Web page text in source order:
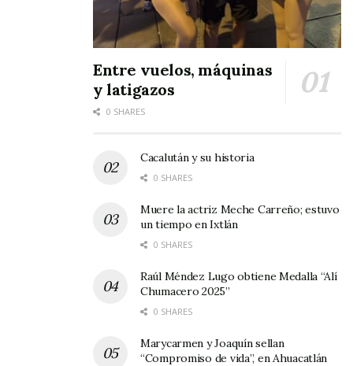
Entre vuelos, máquinas
y latigazos
0 SHARES
Cacalután y su historia
0 SHARES
Muere la actriz Meche Carreño; estuvo
un tiempo en Ixtlán
0 SHARES
Raúl Méndez Lugo obtiene Medalla “Alí
Chumacero 2025”
0 SHARES
Marycarmen y Joaquín sellan
“Compromiso de vida”, en Ahuacatlán